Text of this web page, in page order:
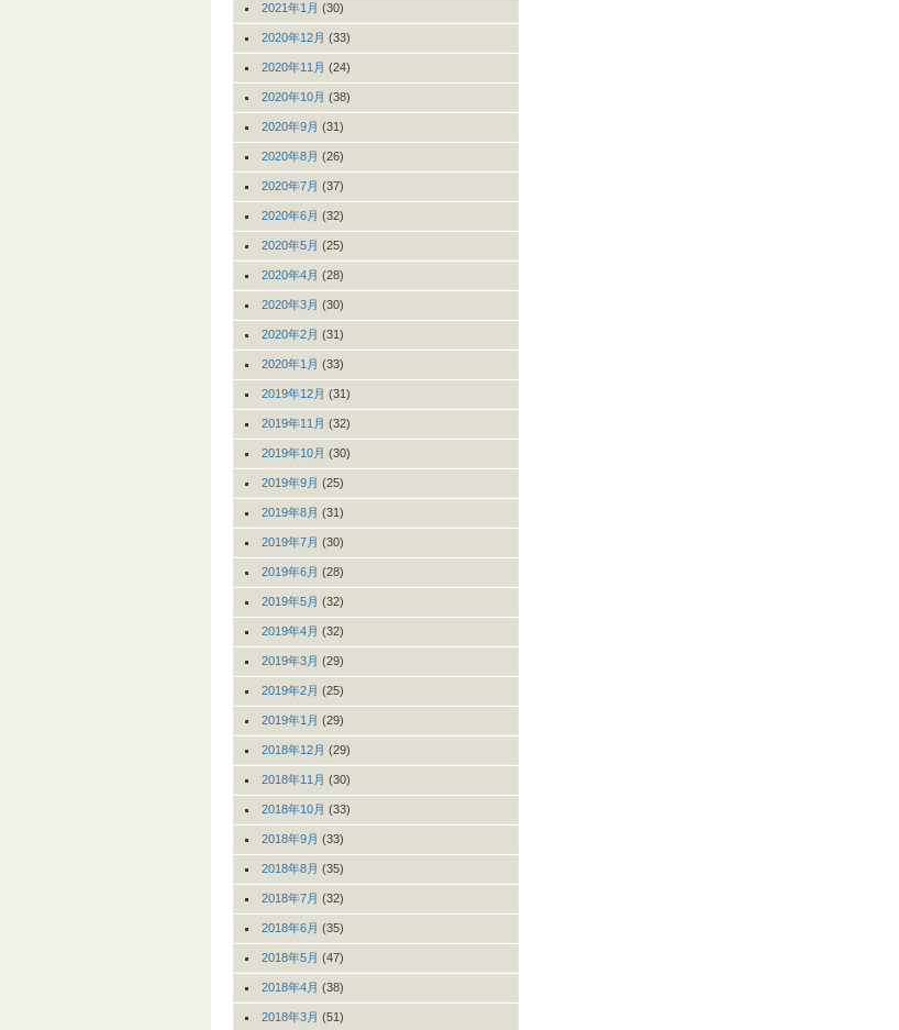
2021年1月 (30)
2020年12月 (33)
2020年11月 (24)
2020年10月 (38)
2020年9月 (31)
2020年8月 (26)
2020年7月 (37)
2020年6月 (32)
2020年5月 (25)
2020年4月 (28)
2020年3月 (30)
2020年2月 (31)
2020年1月 (33)
2019年12月 (31)
2019年11月 (32)
2019年10月 (30)
2019年9月 (25)
2019年8月 (31)
2019年7月 (30)
2019年6月 (28)
2019年5月 (32)
2019年4月 (32)
2019年3月 (29)
2019年2月 (25)
2019年1月 (29)
2018年12月 (29)
2018年11月 (30)
2018年10月 (33)
2018年9月 (33)
2018年8月 (35)
2018年7月 (32)
2018年6月 (35)
2018年5月 (47)
2018年4月 (38)
2018年3月 (51)